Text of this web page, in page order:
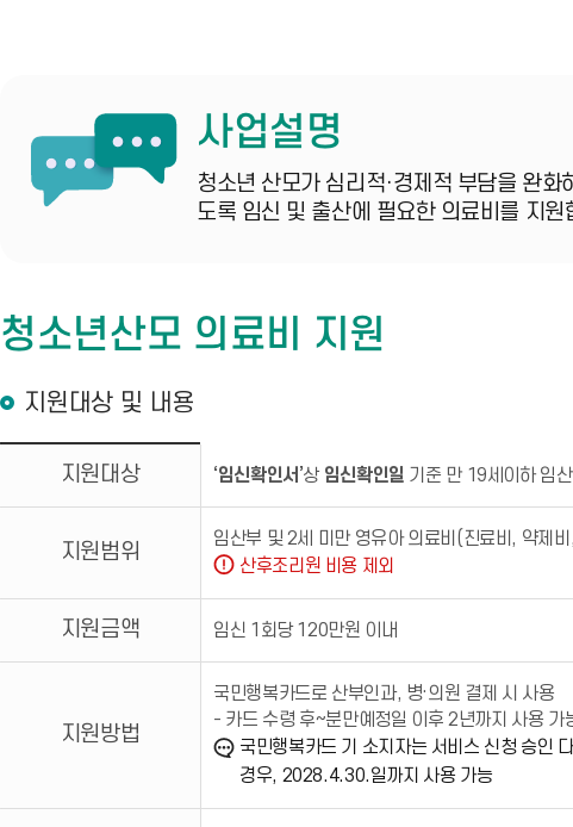
사업설명
청소년 산모가 심리적·경제적 부담을 완
도록 임신 및 출산에 필요한 의료비를 지원
청소년산모 의료비 지원
지원대상 및 내용
지원대상 ‘임신확인서’상 임신확인일 기준 만 19세이하 임
지원범위
임산부 및 2세 미만 영유아 의료비(진료비, 약제
산후조리원 비용 제외
지원금액 임신 1회당 120만원 이내
지원방법
국민행복카드로 산부인과, 병·의원 결제 시 사용
- 카드 수령 후~분만예정일 이후 2년까지 사용 가
국민행복카드 기 소지자는 서비스 신청 승인
경우, 2028.4.30.일까지 사용 가능